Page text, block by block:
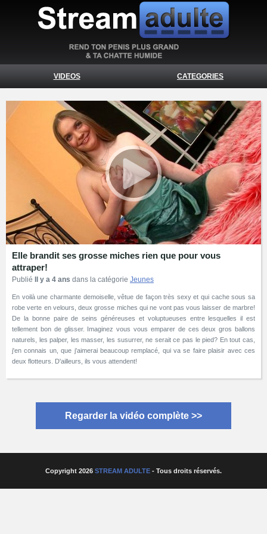
VIDEOS CATEGORIES
Elle brandit ses grosse miches rien que pour vous
attraper!
Publié Il y a 4 ans dans la catégorie Jeunes
En voilà une charmante demoiselle, vêtue de façon très sexy et qui cache sous sa
robe verte en velours, deux grosse miches qui ne vont pas vous laisser de marbre!
De la bonne paire de seins généreuses et voluptueuses entre lesquelles il est
tellement bon de glisser. Imaginez vous vous emparer de ces deux gros ballons
naturels, les palper, les masser, les susurrer, ne serait ce pas le pied? En tout cas,
j'en connais un, que j'aimerai beaucoup remplacé, qui va se faire plaisir avec ces
deux flotteurs. D'ailleurs, ils vous attendent!
Regarder la vidéo complète >>
Copyright 2026 STREAM ADULTE - Tous droits réservés.